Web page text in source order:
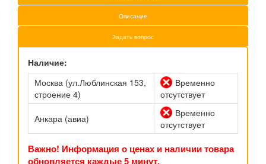
Описание
Задать вопрос
Наличие:
Москва (ул.Люблинская 153,
строение 4)
Временно
отсутствует
Анкара (авиа)
Временно
отсутствует
Важно! Информация о ценах и наличии товара
обновляется каждые 5 минут.